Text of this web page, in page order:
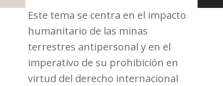
Este tema se centra en el impacto
humanitario de las minas
terrestres antipersonal y en el
imperativo de su prohibición en
virtud del derecho internacional